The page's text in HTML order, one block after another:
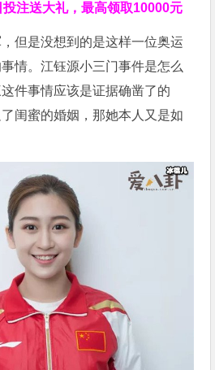
投注送大礼，最高领取10000元
但是没想到的是这样一位奥运
情。江钰源小三门事件是怎么
件事情应该是证据确凿了的
闺蜜的婚姻，那她本人又是如